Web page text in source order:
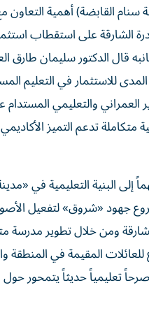
القابضة) أهمية
الشارقة على استقطاب
قال الدكتور سليمان طارق
للاستثمار في التعليم
العمراني والتعليمي
متكاملة تدعم التميز
البنية التعليمية في
جهود «شروق» لتفعيل
ومن خلال تطوير
المقيمة في
تعليمياً حديثاً يتمحور حول